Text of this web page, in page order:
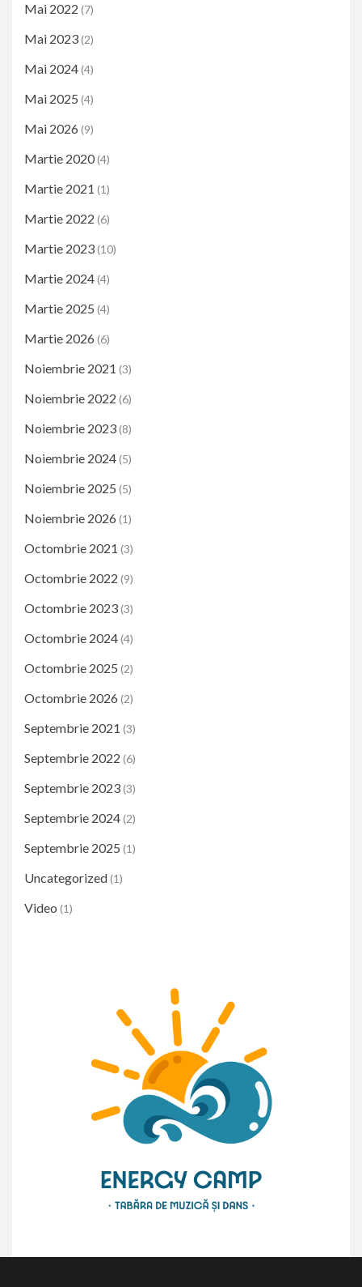
Mai 2022 (7)
Mai 2023(2)
Mai 2024(4)
Mai 2025 (4)
Mai 2026 (9)
Martie 2020(4)
Martie 2021 (1)
Martie 2022 (6)
Martie 2023(10)
Martie 2024(4)
Martie 2025 (4)
Martie 2026 (6)
Noiembrie 2021 (3)
Noiembrie 2022 (6)
Noiembrie 2023(8)
Noiembrie 2024(5)
Noiembrie 2025 (5)
Noiembrie 2026 (1)
Octombrie 2021 (3)
Octombrie 2022 (9)
Octombrie 2023(3)
Octombrie 2024(4)
Octombrie 2025 (2)
Octombrie 2026 (2)
Septembrie 2021 (3)
Septembrie 2022 (6)
Septembrie 2023(3)
Septembrie 2024(2)
Septembrie 2025 (1)
Uncategorized(1)
Video (1)